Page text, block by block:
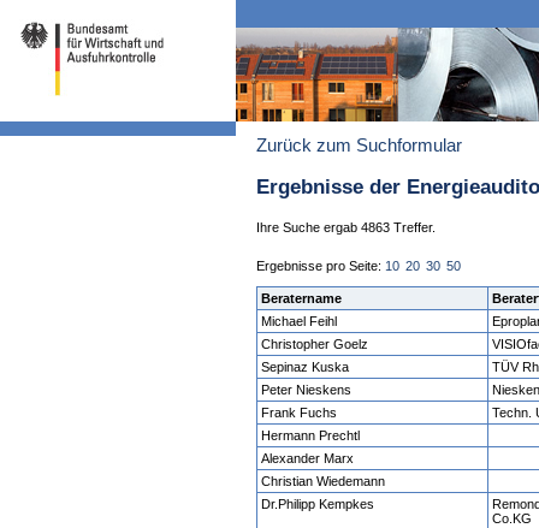
Zurück zum Suchformular
Ergebnisse der
Ihre Suche ergab 4863 Treffer.
Ergebnisse pro Seite: 10 20 30 50
Beratername
Michael Feihl
Christopher Goelz
Sepinaz Kuska
TÜV
Peter Nieskens
Frank Fuchs
Techn.
Hermann Prechtl
Alexander Marx
Christian Wiedemann
Dr.Philipp Kempkes
Co.KG